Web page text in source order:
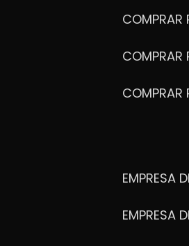
EMPRESA
EMPRESA